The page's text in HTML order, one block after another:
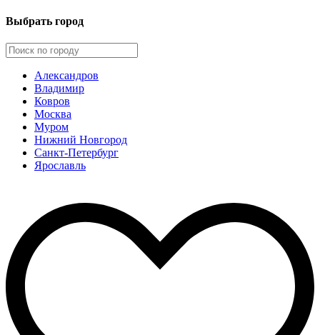
Выбрать город
Александров
Владимир
Ковров
Москва
Муром
Нижний Новгород
Санкт-Петербург
Ярославль